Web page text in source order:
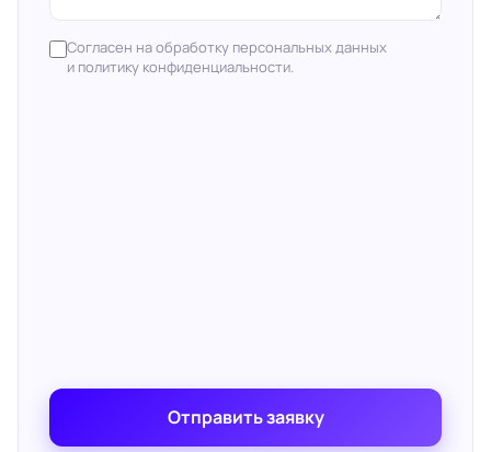
Согласен на обработку персональных данных
и политику конфиденциальности.
Отправить заявку